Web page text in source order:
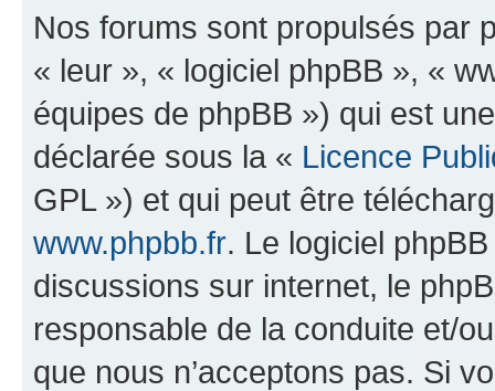
Nos forums sont propulsés par
« leur », « logiciel phpBB », «
équipes de phpBB ») qui est
déclarée sous la « Licence
GPL ») et qui peut être
www.phpbb.fr. Le logiciel
discussions sur internet, le
responsable de la conduite et/
que nous n’acceptons pas. Si